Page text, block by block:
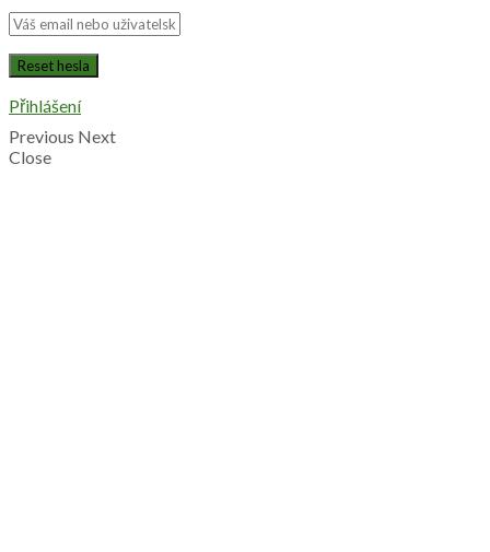
Přihlášení
Previous Next
Close